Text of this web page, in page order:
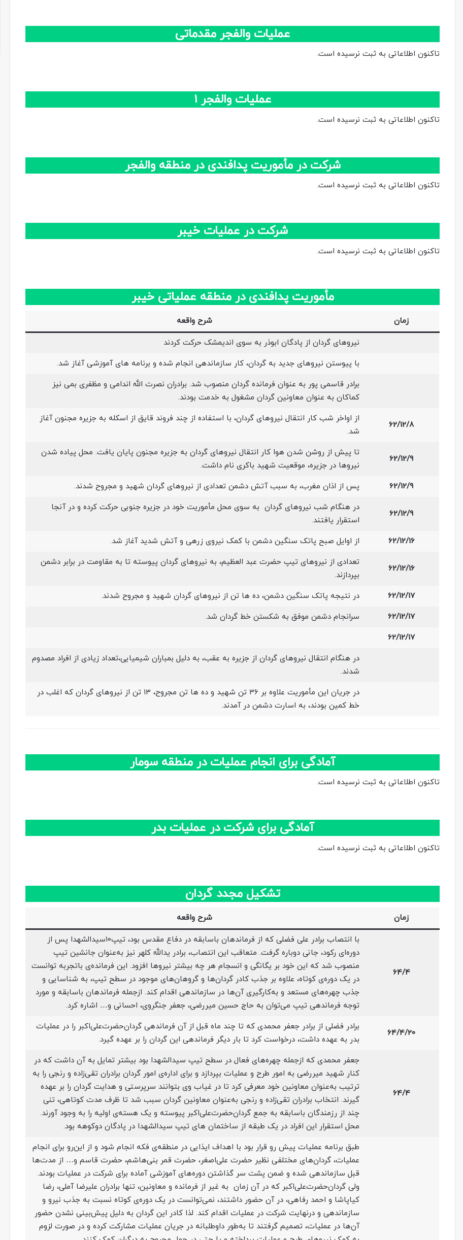
عملیات والفجر مقدماتی
تاکنون اطلاعاتی به ثبت نرسیده است.
عملیات والفجر ۱
تاکنون اطلاعاتی به ثبت نرسیده است.
شرکت در مأموریت پدافندی در منطقه والفجر
تاکنون اطلاعاتی به ثبت نرسیده است.
شرکت در عملیات خیبر
تاکنون اطلاعاتی به ثبت نرسیده است.
مأموریت پدافندی در منطقه عملیاتی خیبر
زمان شرح واقعه
نیروهای گردان از پادگان ابوذر به سوی اندیمشک حرکت کردند
با پیوستن نیروهای جدید به گردان، کار سازماندهی انجام شده و برنامه های آموزشی آغاز شد.
برادر قاسمی پور به عنوان فرمانده گردان منصوب شد. برادران نصرت الله اندامی و مظفری بمی نیز
کماکان به عنوان معاونین گردان مشغول به خدمت بودند.
62/12/8
از اواخر شب کار انتقال نیروهای گردان، با استفاده از چند فروند قایق از اسکله به جزیره مجنون آغاز
شد.
62/12/9
تا پیش از روشن شدن هوا کار انتقال نیروهای گردان به جزیره مجنون پایان یافت. محل پیاده شدن
نیروها در جزیره، موقعیت شهید باکری نام داشت.
62/12/9
پس از اذان مغرب، به سبب آتش دشمن تعدادی از نیروهای گردان شهید و مجروح شدند.
62/12/9
در هنگام شب نیروهای گردان به سوی محل مأموریت خود در جزیره جنوبی حرکت کرده و در آنجا
استقرار یافتند.
62/12/16
از اوایل صبح پاتک سنگین دشمن با کمک نیروی زرهی و آتش شدید آغاز شد.
62/12/16
تعدادی از نیروهای تیپ حضرت عبد العظیم، به نیروهای گردان پیوسته تا به مقاومت در برابر دشمن
بپردازند.
62/12/17
در نتیجه پاتک سنگین دشمن، ده ها تن از نیروهای گردان شهید و مجروح شدند.
62/12/17
سرانجام دشمن موفق به شکستن خط گردان شد.
62/12/17
در هنگام انتقال نیروهای گردان از جزیره به عقب، به دلیل بمباران شیمیایی،تعداد زیادی از افراد مصدوم
شدند.
در جریان این مأموریت علاوه بر ۳۶ تن شهید و ده ها تن مجروح، ۱۳ تن از نیروهای گردان که اغلب در
خط کمین بودند، به اسارت دشمن در آمدند.
آمادگی برای انجام عملیات در منطقه سومار
تاکنون اطلاعاتی به ثبت نرسیده است.
آمادگی برای شرکت در عملیات بدر
تاکنون اطلاعاتی به ثبت نرسیده است.
تشکیل مجدد گردان
زمان شرح واقعه
64/4
با انتصاب برادر علی فضلی که از فرماندهان باسابقه در دفاع مقدس بود، تیپ۱۰سیدالشهدا پس از
دوره‌ای رکود، جانی دوباره گرفت. متعاقب این انتصاب، برادر یدالله کلهر نیز به‌عنوان جانشین تیپ
منصوب شد که این خود بر یگانگی و انسجام هر چه بیشتر نیروها افزود. این فرمانده‌ی باتجربه توانست
در یک دوره‌ی کوتاه، علاوه بر جذب کادر گردان‌ها و گروهان‌های موجود در سطح تیپ، به شناسایی و
جذب چهره‌های مستعد و به‌کارگیری آن‌ها در سازماندهی اقدام کند. ازجمله فرماندهان باسابقه و مورد
توجه فرماندهی تیپ می‌توان به حاج حسین میررضی،‌ جعفر جنگروی، احسانی و… اشاره کرد.
64/4/20
برادر فضلی از برادر جعفر محمدی که تا چند ماه قبل از آن فرماندهی گردان‌حضرت‌علی‌اکبر را در عملیات
بدر به عهده داشت، ‌درخواست کرد تا بار دیگر فرماندهی این گردان را بر عهده گیرد.
64/4
جعفر محمدی که ازجمله چهره‌های فعال در سطح تیپ سیدالشهدا بود بیشتر تمایل به آن داشت که در
کنار شهید میررضی به امور طرح و عملیات بپردازد و برای اداره‌ی امور گردان برادران تقی‌زاده و رنجی را به
ترتیب به‌عنوان معاونین خود معرفی کرد تا در غیاب وی بتوانند سرپرستی و هدایت گردان را بر عهده
گیرند. انتخاب برادران تقی‌زاده و رنجی به‌عنوان معاونین گردان سبب شد تا ظرف مدت کوتاهی، تنی
چند از رزمندگان باسابقه به جمع گردان‌حضرت‌علی‌اکبر پیوسته و یک هسته‌ی اولیه را به وجود آورند.
محل استقرار این افراد در یک طبقه از ساختمان های تیپ سیدالشهدا در پادگان دوکوهه بود.
طبق برنامه عملیات پیش رو قرار بود با اهداف ایذایی در منطقه‌ی فکه انجام شود و از این‌رو برای انجام
عملیات،‌ گردان‌های مختلفی نظیر حضرت علی‌اصغر، حضرت قمر بنی‌هاشم، حضرت قاسم و… از مدت‌ها
قبل سازماندهی شده و ضمن پشت سر گذاشتن دوره‌های آموزشی آماده برای شرکت در عملیات بودند.
ولی گردان‌حضرت‌علی‌اکبر که در آن زمان به غیر از فرمانده و معاونین، تنها برادران علیرضا آملی، رضا
کیاپاشا و احمد رفاهی، در آن حضور داشتند، نمی‌توانست در یک دوره‌ی کوتاه نسبت به جذب نیرو و
سازماندهی و درنهایت شرکت در عملیات اقدام کند. لذا کادر این گردان به دلیل پیش‌بینی نشدن حضور
آن‌ها در عملیات، تصمیم گرفتند تا به‌طور داوطلبانه در جریان عملیات مشارکت کرده و در صورت لزوم